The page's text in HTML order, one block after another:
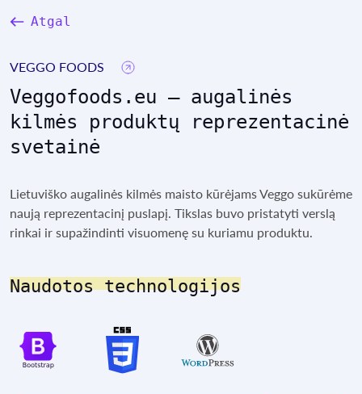
Atgal
VEGGO FOODS
Veggofoods.eu – augalinės
kilmės produktų reprezentacinė
svetainė
Lietuviško augalinės kilmės maisto kūrėjams Veggo sukūrėme
naują reprezentacinį puslapį. Tikslas buvo pristatyti verslą
rinkai ir supažindinti visuomenę su kuriamu produktu.
Naudotos technologijos